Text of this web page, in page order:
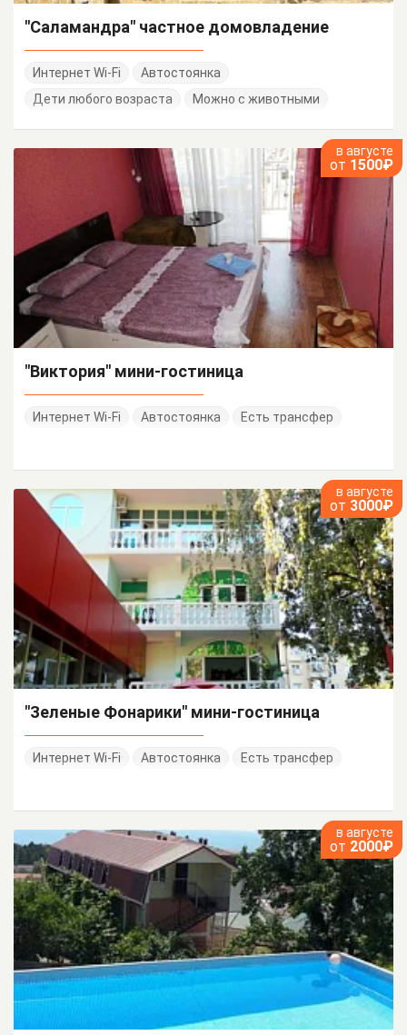
"Саламандра" частное домовладение
Интернет Wi-Fi
Автостоянка
Дети любого возраста
Можно с животными
в августе
от 1500₽
"Виктория" мини-гостиница
Интернет Wi-Fi Автостоянка Есть трансфер
в августе
от 3000₽
"Зеленые Фонарики" мини-гостиница
Интернет Wi-Fi Автостоянка Есть трансфер
в августе
от 2000₽